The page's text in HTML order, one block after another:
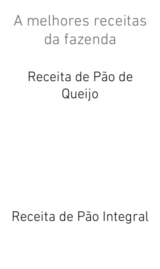
A melhores receitas
da fazenda
Receita de Pão de
Queijo
Receita de Pão Integral